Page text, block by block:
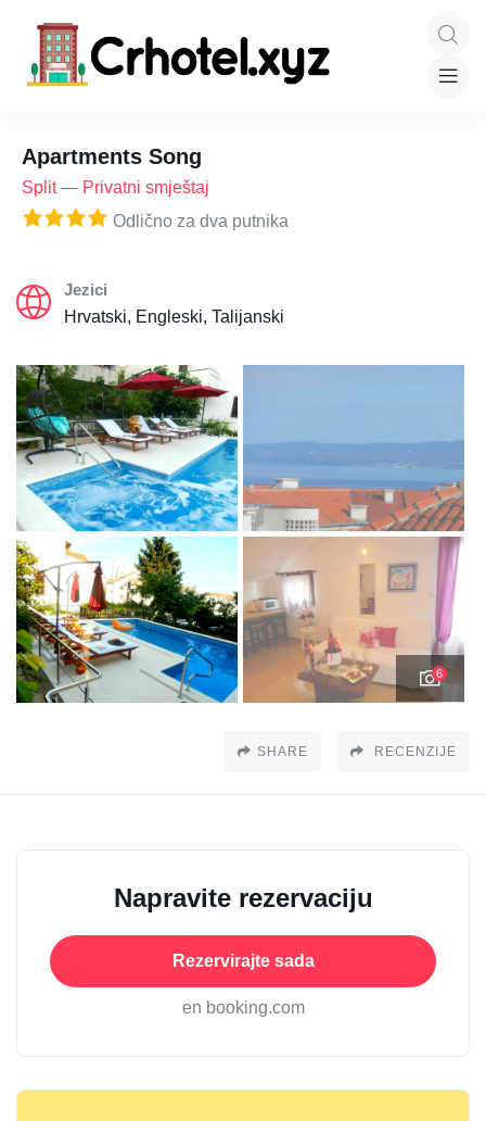
Apartments Song
Split— Privatni smještaj
Odlično za dva putnika
Jezici
Hrvatski, Engleski, Talijanski
6
SHARE RECENZIJE
Napravite rezervaciju
Rezervirajte sada
en booking.com